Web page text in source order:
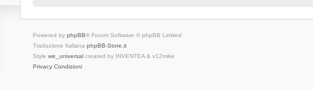
Powered by phpBB® Forum Software © phpBB Limited
Traduzione Italiana phpBB-Store.it
Style we_universalcreated by INVENTEA & v12mike
Privacy Condizioni